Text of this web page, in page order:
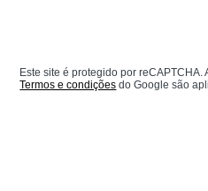
Este site é protegido por reCAPTCHA.
Termos e condições do Google são